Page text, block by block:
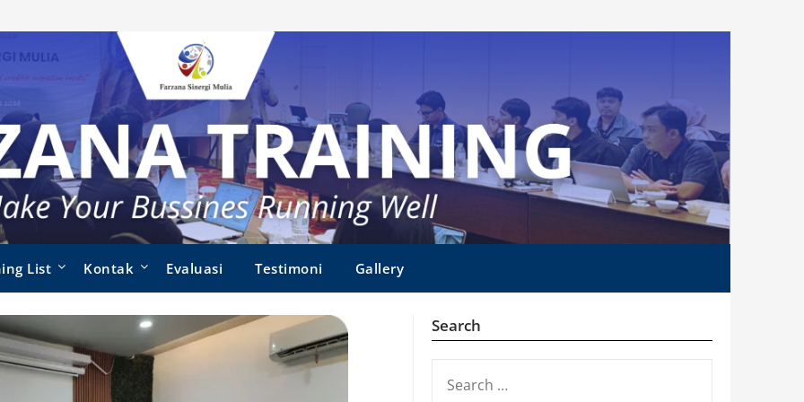
List Kontak Evaluasi Testimoni Gallery
Search
FOR: